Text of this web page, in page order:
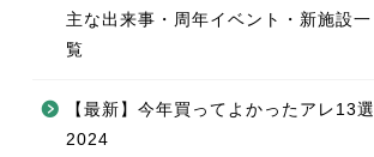
主な出来事・周年イベント・新施設一
覧
【最新】今年買ってよかったアレ13選
2024